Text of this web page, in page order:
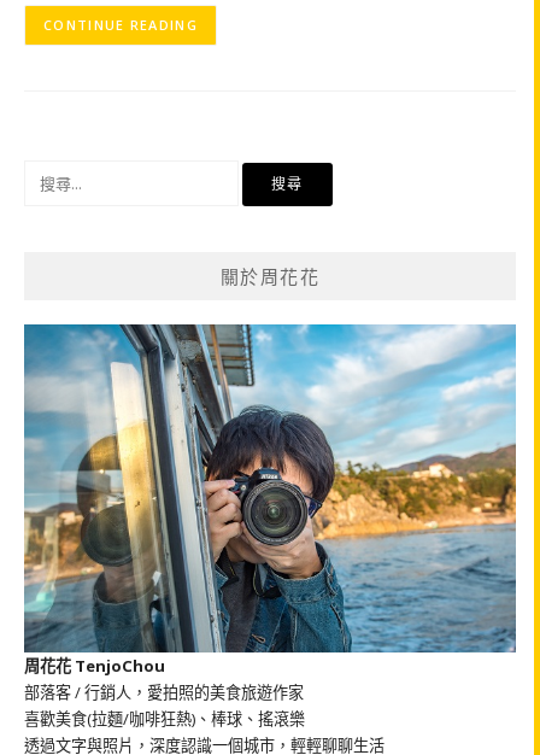
CONTINUE READING
關於周花花
周花花 TenjoChou
部落客 / 行銷人，愛拍照的美食旅遊作家
喜歡美食(拉麵/咖啡狂熱)、棒球、搖滾樂
透過文字與照片，深度認識一個城市，輕輕聊聊生活